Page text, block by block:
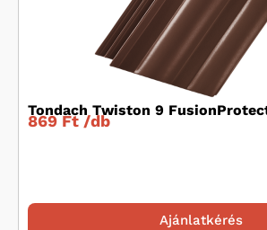
Tondach Twiston 9
869 Ft /db
Ajánlatkérés